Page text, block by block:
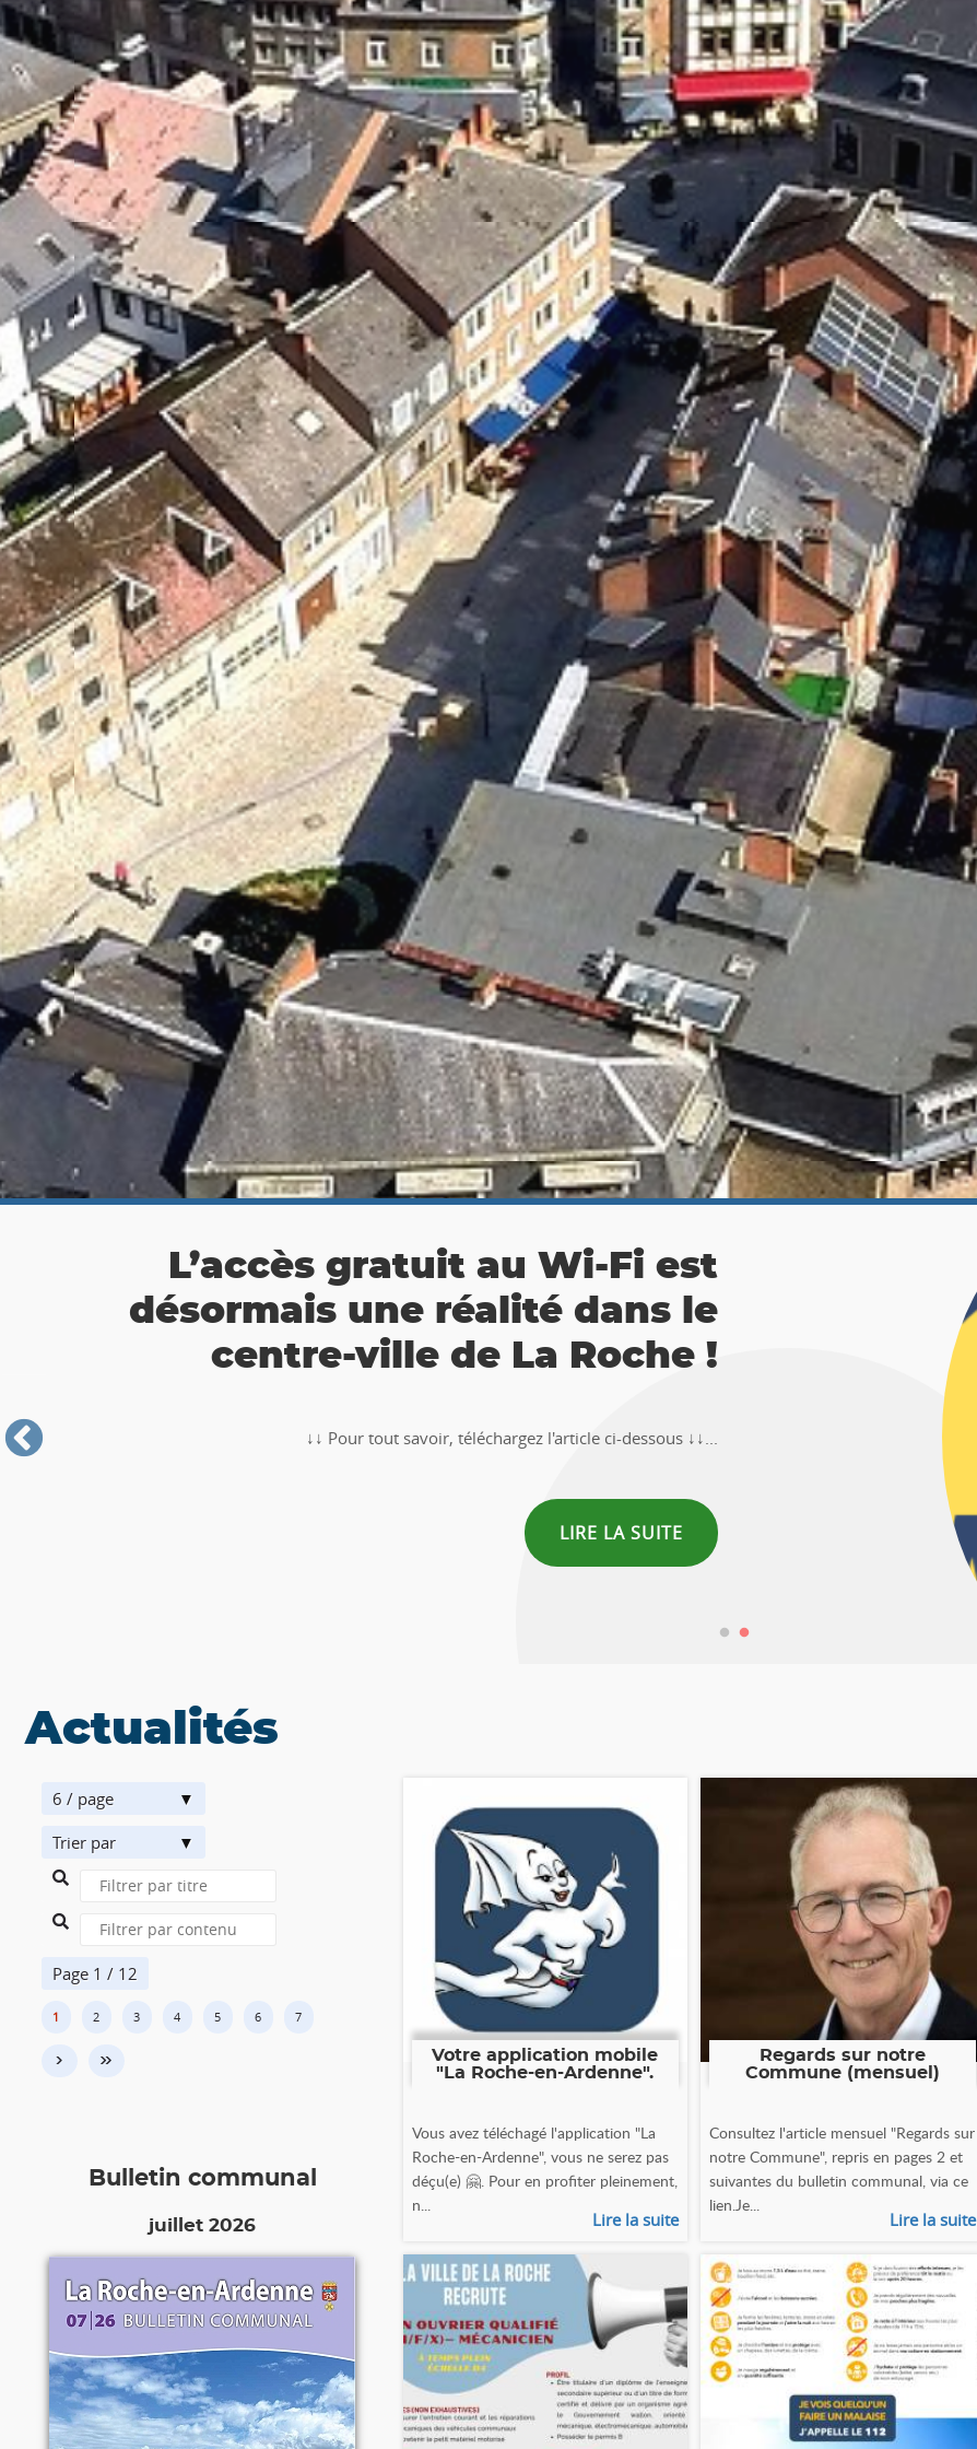
👉 Balade Totemus à La Roche :
Partez à la chasse au trésor 🚶‍♀🚶‍♂
Actualités
6 / page
Trier par
Page 1 / 12
1 2 3 4 5 6 7
› »
Bulletin communal
juillet 2026
Votre application mobile
"La Roche-en-Ardenne".
Vous avez téléchagé l'application "La
Roche-en-Ardenne", vous ne serez pas
déçu(e) 🤗. Pour en profiter pleinement,
n...
Lire la suite
Regards sur notre
Commune (mensuel)
Consultez l'article mensuel "Regards sur
notre Commune", repris en pages 2 et
suivantes du bulletin communal, via ce
lien.Je...
Lire la suite